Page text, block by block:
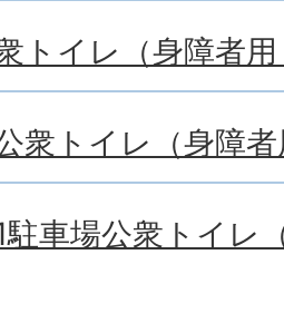
トイレ（身障者
衆トイレ（身障
駐車場公衆トイレ